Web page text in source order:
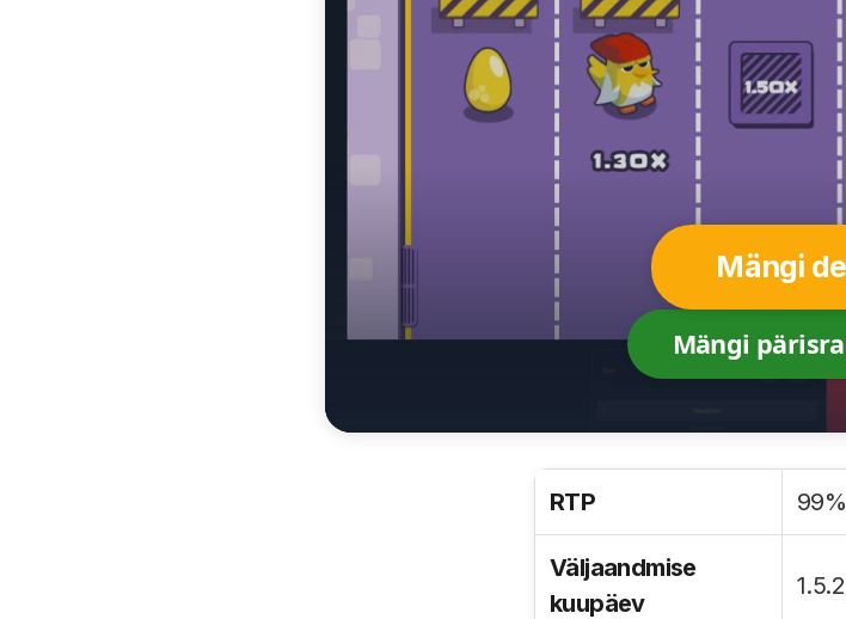
Mängi
Mängi
RTP 99%
Väljaandmise
kuupäev